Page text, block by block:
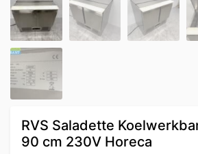
RVS Saladette
90 cm 230V Horeca